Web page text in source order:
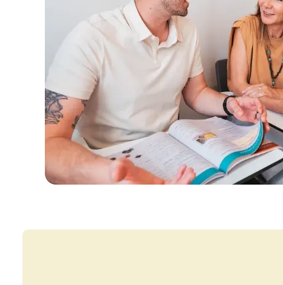
ブエノスアイレス
ブエノスアイレス・スペイン
グループスペイン語クラス
夜のグループコース
長期コース
50歳以上向けプログラム
試験準備 DELE
試験準備 SIELE
プライベートレッスン
コスタリカ
コスタリカ・スペイン語学校
長期コース